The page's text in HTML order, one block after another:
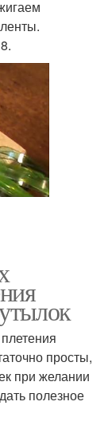
просты,
при желании
полезное